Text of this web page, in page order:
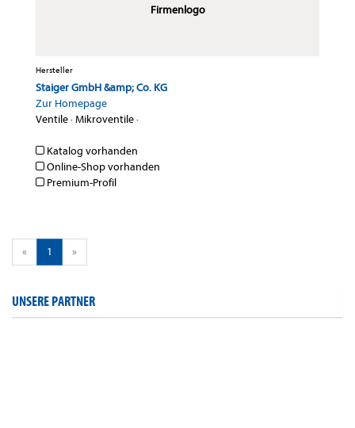
Firmenlogo
Hersteller
Staiger GmbH &amp; Co. KG
Zur Homepage
Ventile·Mikroventile·
Katalog vorhanden
Online-Shop vorhanden
Premium-Profil
« 1 »
UNSERE PARTNER